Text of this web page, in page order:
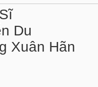
Du
Xuân Hãn